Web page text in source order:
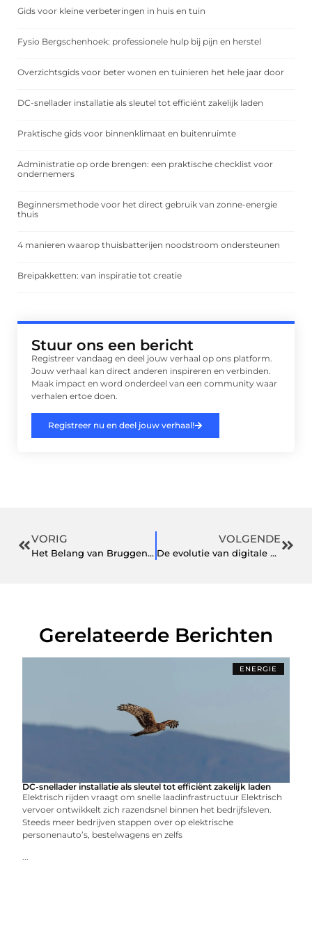
Gids voor kleine verbeteringen in huis en tuin
Fysio Bergschenhoek: professionele hulp bij pijn en herstel
Overzichtsgids voor beter wonen en tuinieren het hele jaar door
DC-snellader installatie als sleutel tot efficiënt zakelijk laden
Praktische gids voor binnenklimaat en buitenruimte
Administratie op orde brengen: een praktische checklist voor
ondernemers
Beginnersmethode voor het direct gebruik van zonne-energie
thuis
4 manieren waarop thuisbatterijen noodstroom ondersteunen
Breipakketten: van inspiratie tot creatie
Stuur ons een bericht
Registreer vandaag en deel jouw verhaal op ons platform.
Jouw verhaal kan direct anderen inspireren en verbinden.
Maak impact en word onderdeel van een community waar
verhalen ertoe doen.
Registreer nu en deel jouw verhaal!
VORIG
Het Belang van Bruggenbouw
VOLGENDE
De evolutie van digitale communicatie en marketing
Gerelateerde Berichten
ENERGIE
DC-snellader installatie als sleutel tot efficiënt zakelijk laden
Elektrisch rijden vraagt om snelle laadinfrastructuur Elektrisch
vervoer ontwikkelt zich razendsnel binnen het bedrijfsleven.
Steeds meer bedrijven stappen over op elektrische
personenauto’s, bestelwagens en zelfs
...